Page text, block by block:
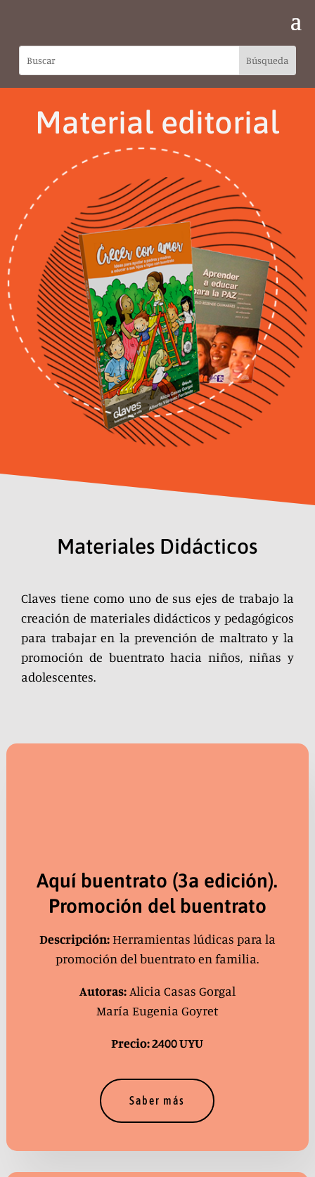
Material editorial
Materiales Didácticos
Claves tiene como uno de sus ejes de trabajo la
creación de materiales didácticos y pedagógicos
para trabajar en la prevención de maltrato y la
promoción de buentrato hacia niños, niñas y
adolescentes.
Aquí buentrato (3a edición).
Promoción del buentrato
Descripción:Herramientas lúdicas para la
promoción del buentrato en familia.
Autoras:Alicia Casas Gorgal
María Eugenia Goyret
Precio: 2400 UYU
Saber más